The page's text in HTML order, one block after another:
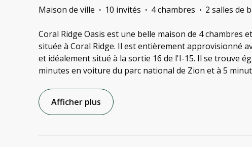
Maison de ville · 10 invités · 4 chambres · 2 salles de
Coral Ridge Oasis est une belle maison de 4 chambres
située à Coral Ridge. Il est entièrement approvisionné
et idéalement situé à la sortie 16 de l'I-15. Il se trouve
minutes en voiture du parc national de Zion et à 5
Afficher plus